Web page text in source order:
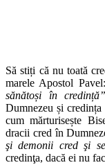
Să stiți că nu toată
marele Apostol Pavel:
sănătoși în
Dumnezeu și
cum mărturisește
dracii cred în
şi demonii cred şi
credinţa, dacă ei nu